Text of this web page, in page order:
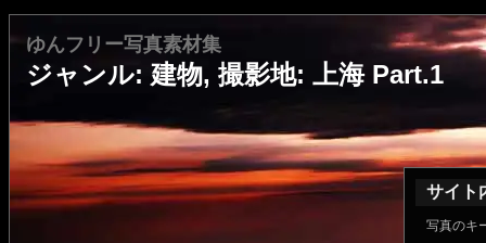
ゆんフリー写真素材集
ジャンル: 建物, 撮影地: 上海 Part.1
サイト
写真のキ